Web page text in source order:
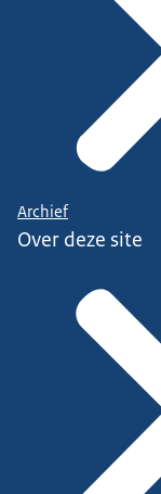
Archief
Over deze site